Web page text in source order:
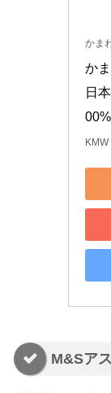
かま
か
日
KMW
M&Sア